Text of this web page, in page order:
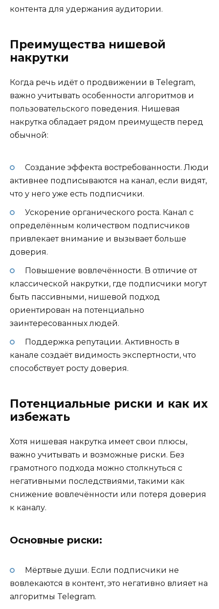
контента для удержания аудитории.
Преимущества нишевой
накрутки
Когда речь идёт о продвижении в Telegram,
важно учитывать особенности алгоритмов и
пользовательского поведения. Нишевая
накрутка обладает рядом преимуществ перед
обычной:
Создание эффекта востребованности. Люди
активнее подписываются на канал, если видят,
что у него уже есть подписчики.
Ускорение органического роста. Канал с
определённым количеством подписчиков
привлекает внимание и вызывает больше
доверия.
Повышение вовлечённости. В отличие от
классической накрутки, где подписчики могут
быть пассивными, нишевой подход
ориентирован на потенциально
заинтересованных людей.
Поддержка репутации. Активность в
канале создаёт видимость экспертности, что
способствует росту доверия.
Потенциальные риски и как их
избежать
Хотя нишевая накрутка имеет свои плюсы,
важно учитывать и возможные риски. Без
грамотного подхода можно столкнуться с
негативными последствиями, такими как
снижение вовлечённости или потеря доверия
к каналу.
Основные риски:
Мёртвые души. Если подписчики не
вовлекаются в контент, это негативно влияет на
алгоритмы Telegram.